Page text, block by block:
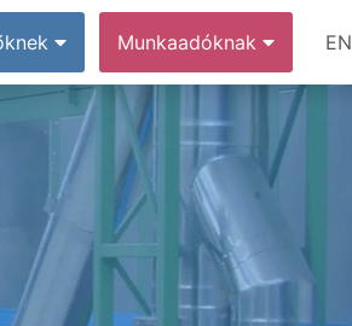
Munkaadóknak EN